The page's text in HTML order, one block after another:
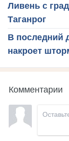
Ливень с
Таганрог
В последний
накроет
Комментарии